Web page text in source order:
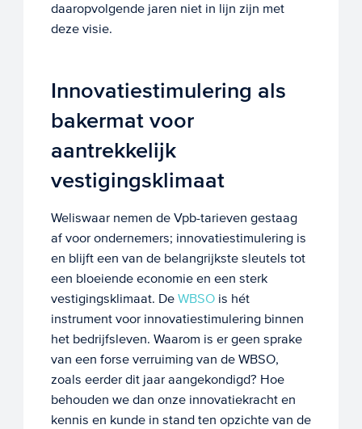
daaropvolgende jaren niet in lijn zijn met
deze visie.
Innovatiestimulering als
bakermat voor
aantrekkelijk
vestigingsklimaat
Weliswaar nemen de Vpb-tarieven gestaag
af voor ondernemers; innovatiestimulering is
en blijft een van de belangrijkste sleutels tot
een bloeiende economie en een sterk
vestigingsklimaat. De WBSOis hét
instrument voor innovatiestimulering binnen
het bedrijfsleven. Waarom is er geen sprake
van een forse verruiming van de WBSO,
zoals eerder dit jaar aangekondigd? Hoe
behouden we dan onze innovatiekracht en
kennis en kunde in stand ten opzichte van de